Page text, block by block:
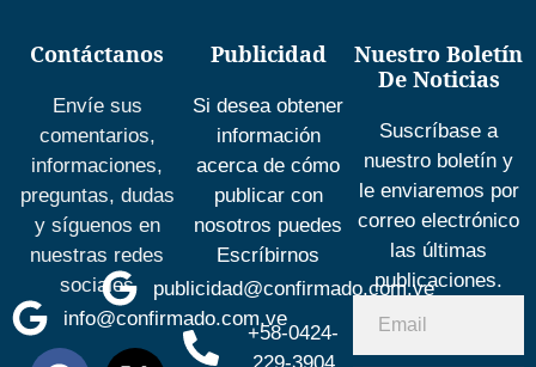
Contáctanos
Envíe sus
comentarios,
informaciones,
preguntas, dudas
y síguenos en
nuestras redes
sociales
info@confirmado.com.ve
Publicidad
Si desea obtener
información
acerca de cómo
publicar con
nosotros puedes
Escríbirnos
publicidad@confirmado.com.ve
+58-0424-
Nuestro Boletín
De Noticias
Suscríbase a
nuestro boletín y
le enviaremos por
correo electrónico
las últimas
publicaciones.